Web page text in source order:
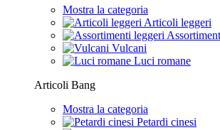
Mostra la categoria
Articoli leggeri
Vulcani
Luci romane
Articoli Bang
Mostra la categoria
Petardi cinesi